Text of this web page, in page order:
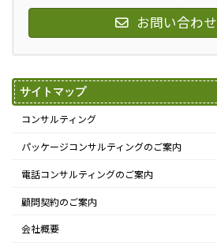
お問い合わせ
サイトマップ
コンサルティング
パッケージコンサルティングのご案内
電話コンサルティングのご案内
顧問契約のご案内
会社概要